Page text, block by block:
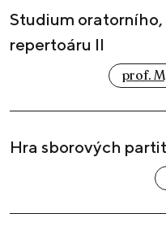
Studium
repertoáru II
prof.
Hra sborových